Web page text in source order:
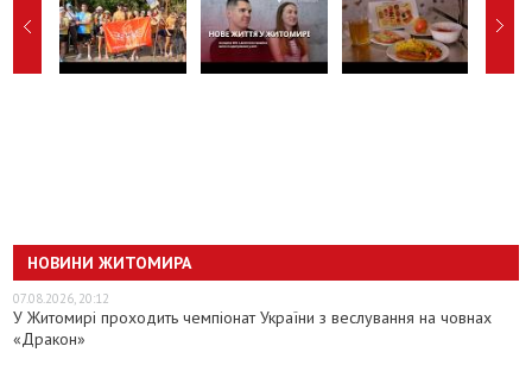
НОВИНИ ЖИТОМИРА
07.08.2026, 20:12
У Житомирі проходить чемпіонат України з веслування на човнах
«Дракон»